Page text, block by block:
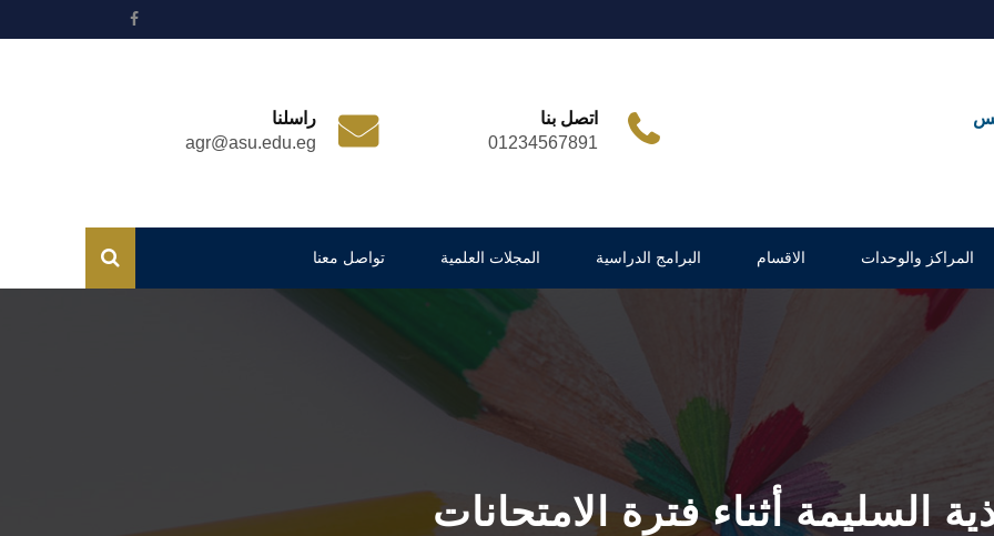
اتصل بنا
01234567891
راسلنا
agr@asu.edu.eg
المراكز والوحدات الاقسام البرامج الدراسية المجلات العلمية تواصل معنا
السليمة أثناء فترة الامتحانات